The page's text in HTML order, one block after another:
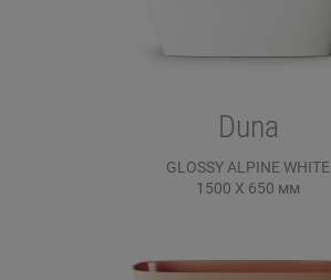
Duna
GLOSSY ALPINE WHITE
1500 X 650 мм